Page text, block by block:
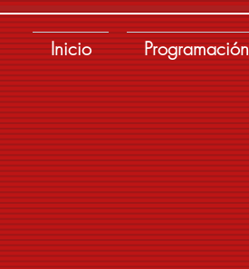
Inicio Programación